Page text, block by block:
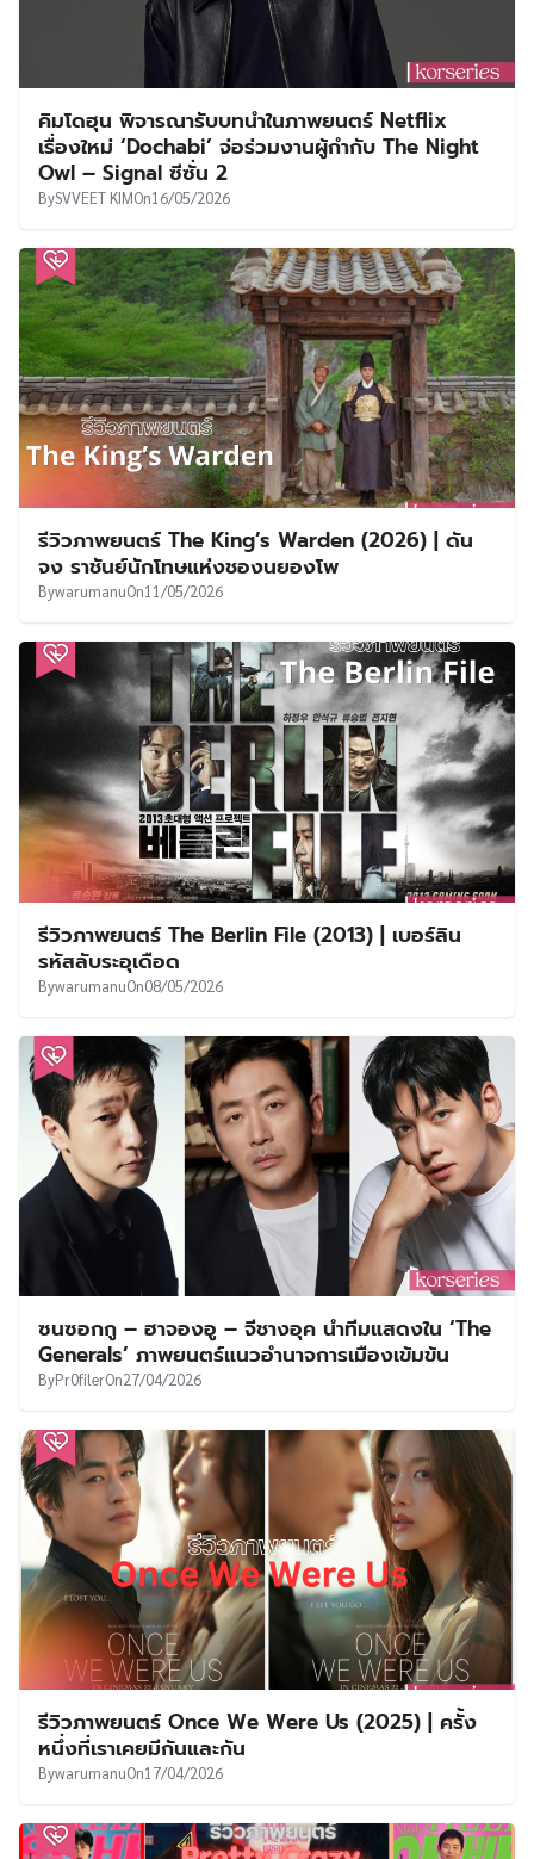
คิมโดฮุน พิจารณารับบทนำในภาพยนตร์ Netflix
เรื่องใหม่ ‘Dochabi’ จ่อร่วมงานผู้กำกับ The Night
Owl – Signal ซีซั่น 2
BySVVEET KIMOn16/05/2026
รีวิวภาพยนตร์ The King’s Warden (2026) | ดัน
จง ราชันย์นักโทษแห่งชองนยองโพ
BywarumanuOn11/05/2026
รีวิวภาพยนตร์ The Berlin File (2013) | เบอร์ลิน
รหัสลับระอุเดือด
BywarumanuOn08/05/2026
ซนซอกกู – ฮาจองอู – จีชางอุค นำทีมแสดงใน ‘The
Generals’ ภาพยนตร์แนวอำนาจการเมืองเข้มข้น
ByPr0filerOn27/04/2026
รีวิวภาพยนตร์ Once We Were Us (2025) | ครั้ง
หนึ่งที่เราเคยมีกันและกัน
BywarumanuOn17/04/2026